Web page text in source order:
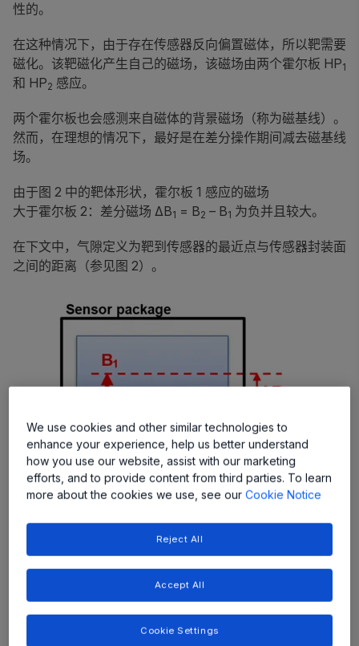
性的。
在这种情况下，由于存在传感器反向偏置磁体，所以靶需要
磁化。该靶磁化产生自己的磁场，该磁场由两个霍尔板 HP1
和 HP2 感应。
两个霍尔板也会感测来自磁体的背景磁场（称为磁基线）。
然而，在理想的情况下，最好是在差分操作期间减去磁基线
场。
由于图 2 中的靶体形状，霍尔板 1 感应的磁场
大于霍尔板 2：差分磁场 ΔB1 = B2 – B1 为负并且较大。
在下文中，气隙定义为靶到传感器的最近点与传感器封装面
之间的距离（参见图 2）。
We use cookies and other similar technologies to
enhance your experience, help us better understand
how you use our website, assist with our marketing
efforts, and to provide content from third parties. To learn
more about the cookies we use, see ourCookie Notice
Reject All
Accept All
Cookie Settings